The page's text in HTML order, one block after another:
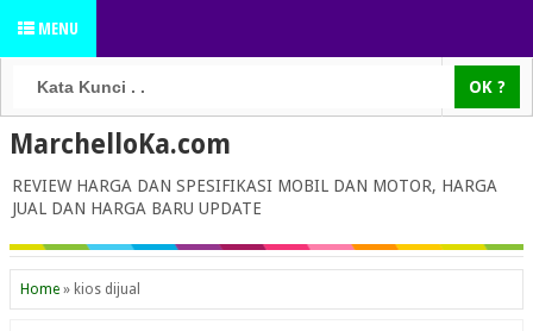
MENU
MarchelloKa.com
REVIEW HARGA DAN SPESIFIKASI MOBIL DAN MOTOR, HARGA
JUAL DAN HARGA BARU UPDATE
Home » kios dijual